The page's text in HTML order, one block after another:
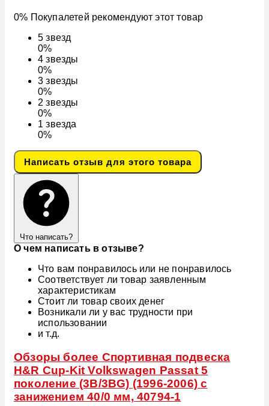
0% Покупалетей рекомендуют этот товар
5звезд
0%
4звезды
0%
3звезды
0%
2звезды
0%
1звезда
0%
Написать отзыв для этого товара
Что написать?
О чем написать в отзыве?
Что вам понравилось или не понравилось
Соответствует ли товар заявленным
характеристикам
Стоит ли товар своих денег
Возникали ли у вас трудности при
использовании
и т.д.
Обзоры более Спортивная подвеска
H&R Cup-Kit Volkswagen Passat 5
поколение (3B/3BG) (1996-2006) с
занижением 40/0 мм, 40794-1